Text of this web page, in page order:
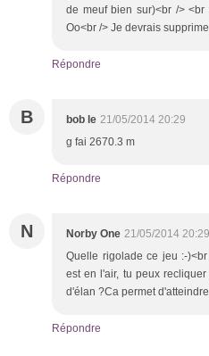
de meuf bien sur)<br />
Oo<br /> Je devrais
Répondre
B bob le 21/05/2014 20:29
g fai 2670.3 m
Répondre
N Norby One 21/05/2014 20:29
Quelle rigolade ce jeu :-
est en l'air, tu peux
d'élan ?Ca permet
Répondre